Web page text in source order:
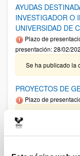
AYUDAS
INVESTIGADOR O
UNIVERSIDAD DE
Plazo de
presentación: 28/02/
Se ha publicado la
PROYECTOS DE
Plazo de